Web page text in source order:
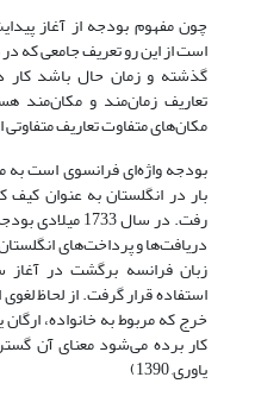
چون مفهوم بودجه از آغاز
است از این رو تعریف جامعی که
گذشته و زمان حال باشد کار
تعاریف زمان‌مند و مکان‌مند
مکان‌های متفاوت تعاریف
بودجه واژه‌ای فرانسوی است
بار در انگلستان به عنوان
رفت. در سال 1733 میلادی بودجه
دریافت‌ها و پرداخت‌های انگلستان
زبان فرانسه برگشت در
استفاده قرار گرفت. از لحاظ
خرج که مربوط به خانواده،
کار برده می‌شود معنای آن
یاوری, 1390)